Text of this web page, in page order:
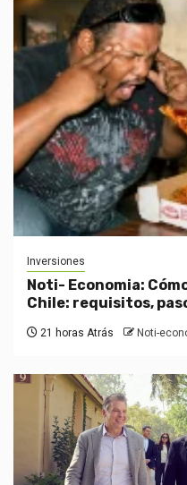
Inversiones
Noti- Economia:
Chile: requisitos,
21 horas Atrás Noti-